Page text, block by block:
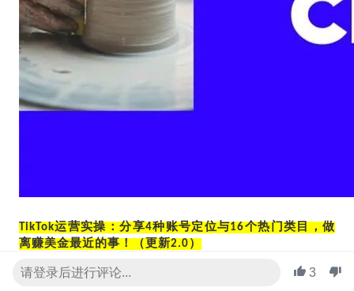
TikTok运营实操：分享4种账号定位与16个热门类目，做
离赚美金最近的事！（更新2.0）
关于运营实操类文章，我们TikClub有分享了不少，其他
3